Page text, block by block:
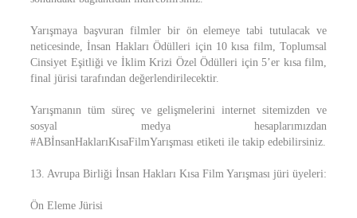
Yarışmaya başvuran filmler bir ön elemeye tabi tutulacak ve
neticesinde, İnsan Hakları Ödülleri için 10 kısa film, Toplumsal
Cinsiyet Eşitliği ve İklim Krizi Özel Ödülleri için 5’er kısa film,
final jürisi tarafından değerlendirilecektir.
Yarışmanın tüm süreç ve gelişmelerini internet sitemizden ve
sosyal medya hesaplarımızdan
#ABİnsanHaklarıKısaFilmYarışması etiketi ile takip edebilirsiniz.
13. Avrupa Birliği İnsan Hakları Kısa Film Yarışması jüri üyeleri:
Ön Eleme Jürisi